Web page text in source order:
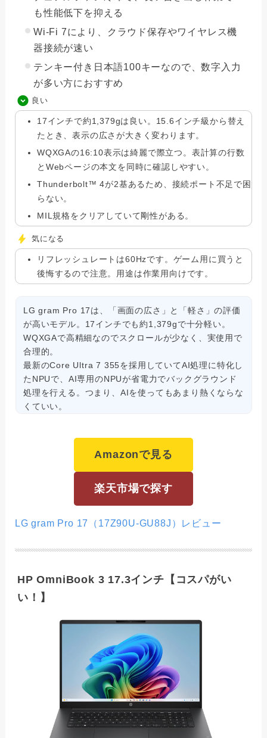
も性能低下を抑える
Wi-Fi 7により、クラウド保存やワイヤレス機
器接続が速い
テンキー付き日本語100キーなので、数字入力
が多い方におすすめ
良い
17インチで約1,379gは良い。15.6インチ級から替え
たとき、表示の広さが大きく変わります。
WQXGAの16:10表示は綺麗で際立つ。表計算の行数
とWebページの本文を同時に確認しやすい。
Thunderbolt™ 4が2基あるため、接続ポート不足で困
らない。
MIL規格をクリアしていて剛性がある。
気になる
リフレッシュレートは60Hzです。ゲーム用に買うと
後悔するので注意。用途は作業用向けです。
LG gram Pro 17は、「画面の広さ」と「軽さ」の評価
が高いモデル。17インチでも約1,379gで十分軽い。
WQXGAで高精細なのでスクロールが少なく、実使用で
合理的。
最新のCore Ultra 7 355を採用していてAI処理に特化し
たNPUで、AI専用のNPUが省電力でバックグラウンド
処理を行える。つまり、AIを使ってもあまり熱くならな
くていい。
Amazonで見る
楽天市場で探す
LG gram Pro 17（17Z90U-GU88J）レビュー
HP OmniBook 3 17.3インチ【コスパがい
い！】